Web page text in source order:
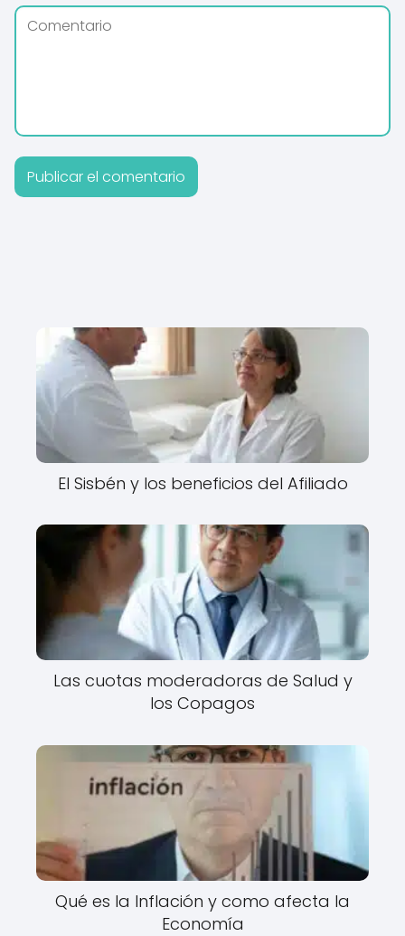
El Sisbén y los beneficios del Afiliado
Las cuotas moderadoras de Salud y
los Copagos
Qué es la Inflación y como afecta la
Economía